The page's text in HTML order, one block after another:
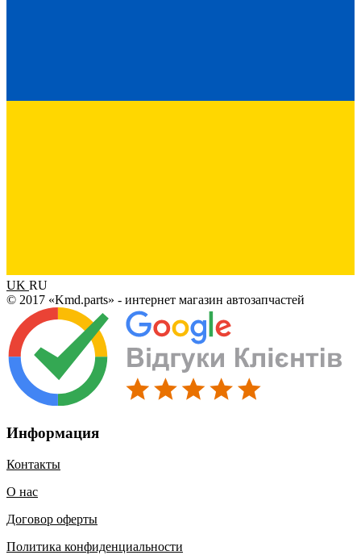
UK RU
© 2017 «Kmd.parts» - интернет магазин автозапчастей
Информация
Контакты
О нас
Договор оферты
Политика конфиденциальности